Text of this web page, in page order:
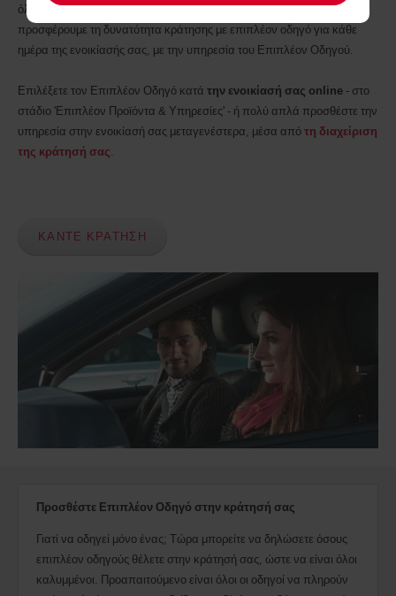
όλα τα προνόμια της ενοικίασής σας με την Avis. Αυτό, διότι σας
προσφέρουμε τη δυνατότητα κράτησης με επιπλέον οδηγό για κάθε
ημέρα της ενοικίασής σας, με την υπηρεσία του Επιπλέον Οδηγού.
Επιλέξετε τον Επιπλέον Οδηγό κατά την ενοικίασή σας online - στο
στάδιο 'Επιπλέον Προϊόντα & Υπηρεσίες' - ή πολύ απλά προσθέστε την
υπηρεσία στην ενοικίασή σας μεταγενέστερα, μέσα απότη διαχείριση
της κράτησή σας.
ΚΑΝΤΕ ΚΡΑΤΗΣΗ
Προσθέστε Επιπλέον Οδηγό στην κράτησή σας
Γιατί να οδηγεί μόνο ένας; Τώρα μπορείτε να δηλώσετε όσους
επιπλέον οδηγούς θέλετε στην κράτησή σας, ώστε να είναι όλοι
καλυμμένοι. Προαπαιτούμενο είναι όλοι οι οδηγοί να πληρούν